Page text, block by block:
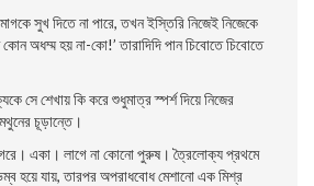
মাগকে সুখ দিতে না পারে, তখন ইস্তিরি নিজেই নিজেকে
অধম্ম হয় না-কো!’ তারাদিদি পান চিবােতে চিবােতে
সে শেখায় কি করে শুধুমাত্র স্পর্শ দিয়ে নিজের
চূড়ান্তে।
একা। লাগে না কোনাে পুরুষ। ত্রৈলােক্য প্রথমে
হয়ে যায়, তারপর অপরাধবােধ মেশানাে এক মিশ্র